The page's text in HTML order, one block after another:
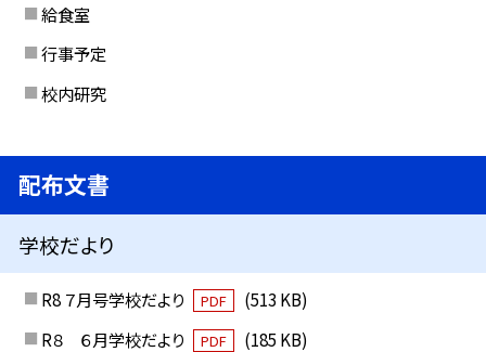
給食室
行事予定
校内研究
配布文書
学校だより
R8 ７月号学校だより PDF
(513 KB)
R８ ６月学校だより
PDF
(185 KB)